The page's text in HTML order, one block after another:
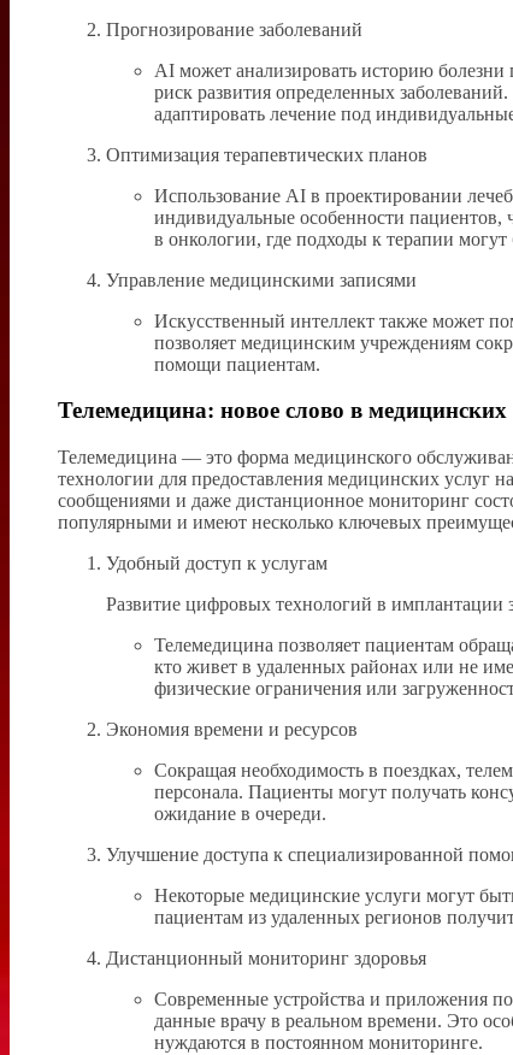
Прогнозирование заболеваний
AI может анализировать историю болезни
риск развития определенных
адаптировать лечение под
Оптимизация терапевтических планов
Использование AI в проектировании
индивидуальные особенности пациентов,
в онкологии, где подходы к терапии могут
Управление медицинскими записями
Искусственный интеллект также может
позволяет медицинским учреждениям
помощи пациентам.
Телемедицина: новое слово в медицинских
Телемедицина — это форма медицинского
технологии для предоставления медицинских услуг
сообщениями и даже дистанционное мониторинг
популярными и имеют несколько ключевых
Удобный доступ к услугам
Развитие цифровых технологий в имплантации
Телемедицина позволяет пациентам
кто живет в удаленных районах или не
физические ограничения или
Экономия времени и ресурсов
Сокращая необходимость в поездках,
персонала. Пациенты могут получать
ожидание в очереди.
Улучшение доступа к специализированной
Некоторые медицинские услуги могут
пациентам из удаленных регионов
Дистанционный мониторинг здоровья
Современные устройства и приложения
данные врачу в реальном времени. Это
нуждаются в постоянном мониторинге.